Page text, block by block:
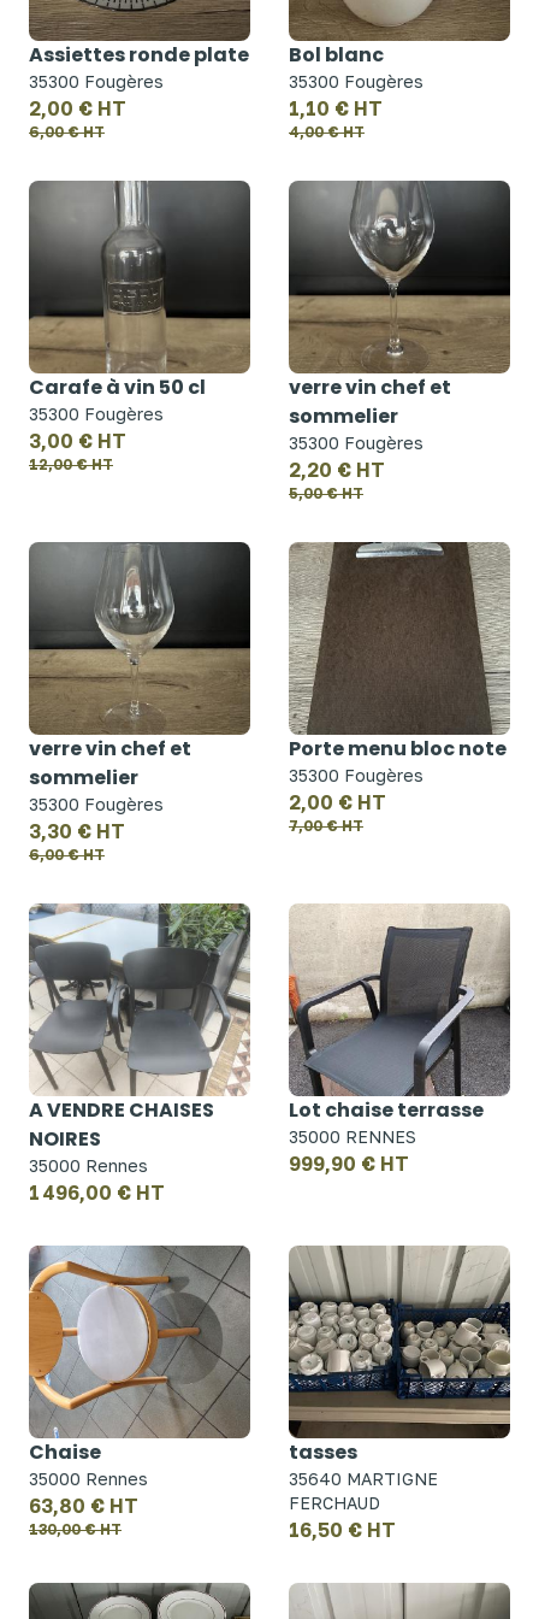
Assiettes ronde plate
35300 Fougères
2,00 € HT
6,00 € HT
Bol blanc
35300 Fougères
1,10 € HT
4,00 € HT
Carafe à vin 50 cl
35300 Fougères
3,00 € HT
12,00 € HT
verre vin chef et
sommelier
35300 Fougères
2,20 € HT
5,00 € HT
verre vin chef et
sommelier
35300 Fougères
3,30 € HT
6,00 € HT
Porte menu bloc note
35300 Fougères
2,00 € HT
7,00 € HT
A VENDRE CHAISES
NOIRES
35000 Rennes
1 496,00 € HT
Lot chaise terrasse
35000 RENNES
999,90 € HT
Chaise
35000 Rennes
63,80 € HT
130,00 € HT
tasses
35640 MARTIGNE
FERCHAUD
16,50 € HT